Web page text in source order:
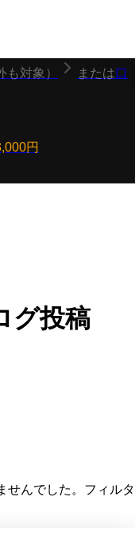
も対象） または口
円
グ投稿
せんでした。フィルタ